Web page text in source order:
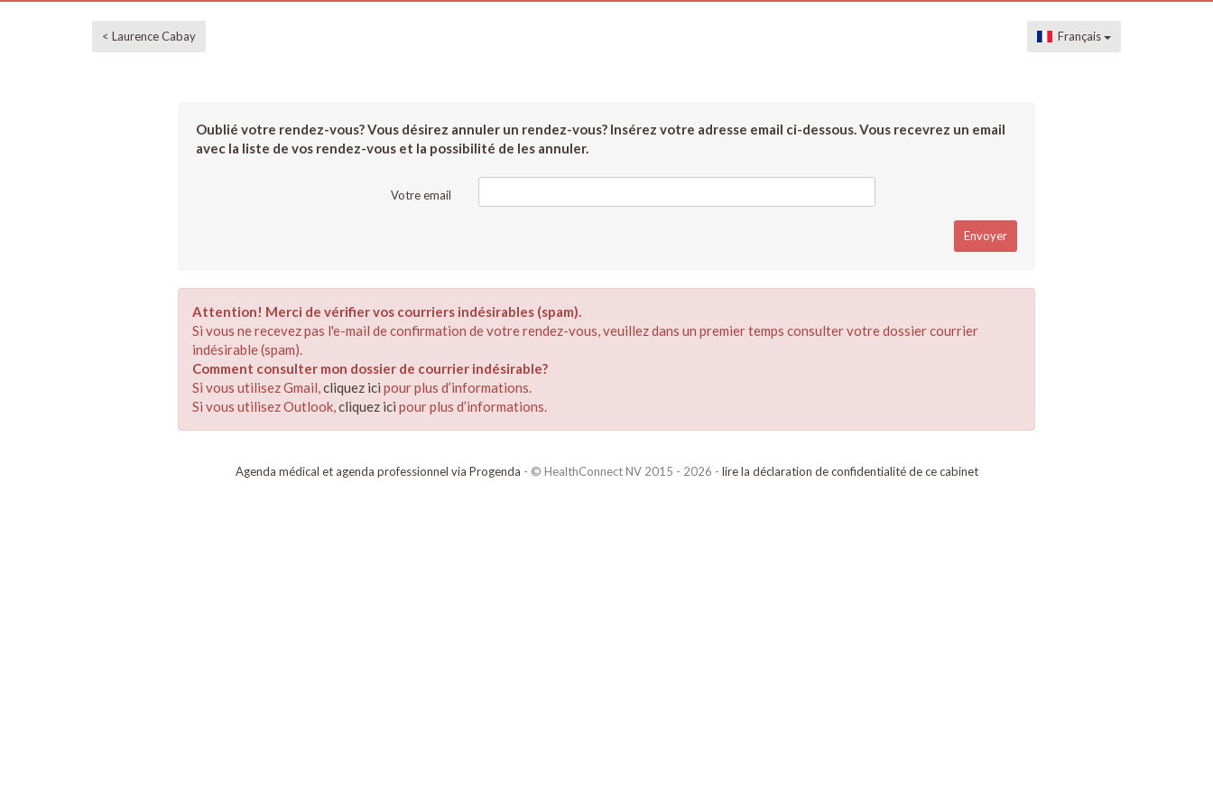
< Laurence Cabay Français
Oublié votre rendez-vous? Vous désirez annuler un rendez-vous? Insérez votre adresse email ci-dessous. Vous recevrez un email
avec la liste de vos rendez-vous et la possibilité de les annuler.
Votre email
Attention! Merci de vérifier vos courriers indésirables (spam).
Si vous ne recevez pas l'e-mail de confirmation de votre rendez-vous, veuillez dans un premier temps consulter votre dossier courrier
indésirable (spam).
Comment consulter mon dossier de courrier indésirable?
Si vous utilisez Gmail,cliquez ici pour plus d’informations.
Si vous utilisez Outlook,cliquez ici pour plus d’informations.
Agenda médical et agenda professionnel via Progenda - © HealthConnect NV 2015 - 2026 - lire la déclaration de confidentialité de ce cabinet